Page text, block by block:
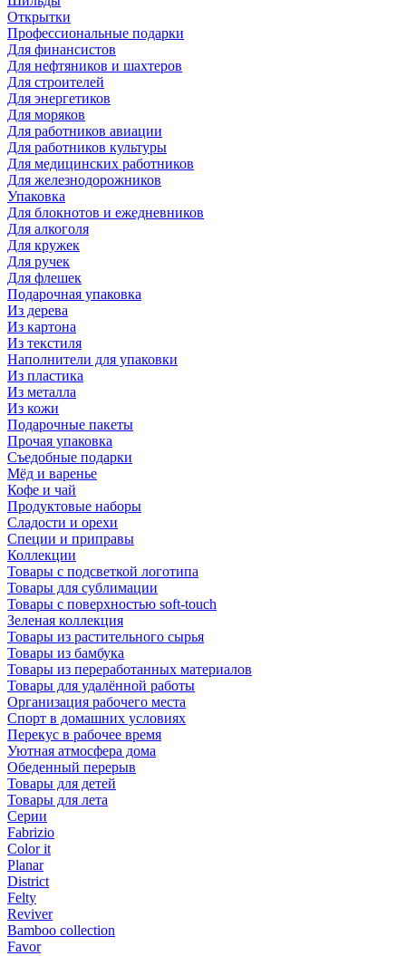
Открытки
Профессиональные подарки
Для финансистов
Для нефтяников и шахтеров
Для строителей
Для энергетиков
Для моряков
Для работников авиации
Для работников культуры
Для медицинских работников
Для железнодорожников
Упаковка
Для блокнотов и ежедневников
Для алкоголя
Для кружек
Для ручек
Для флешек
Подарочная упаковка
Из дерева
Из картона
Из текстиля
Наполнители для упаковки
Из пластика
Из металла
Из кожи
Подарочные пакеты
Прочая упаковка
Съедобные подарки
Мёд и варенье
Кофе и чай
Продуктовые наборы
Сладости и орехи
Специи и приправы
Коллекции
Товары с подсветкой логотипа
Товары для сублимации
Товары с поверхностью soft-touch
Зеленая коллекция
Товары из растительного сырья
Товары из бамбука
Товары из переработанных материалов
Товары для удалённой работы
Организация рабочего места
Спорт в домашних условиях
Перекус в рабочее время
Уютная атмосфера дома
Обеденный перерыв
Товары для детей
Товары для лета
Серии
Fabrizio
Color it
Planar
District
Felty
Reviver
Bamboo collection
Favor